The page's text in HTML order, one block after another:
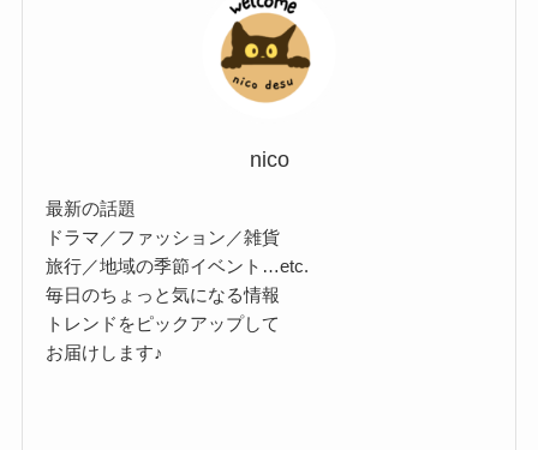
nico
最新の話題
ドラマ／ファッション／雑貨
旅行／地域の季節イベント…etc.
毎日のちょっと気になる情報
トレンドをピックアップして
お届けします♪